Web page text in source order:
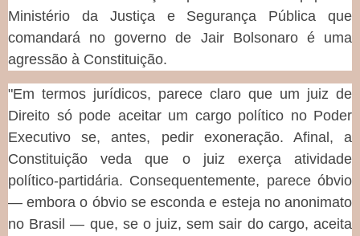
Ministério da Justiça e Segurança Pública que
comandará no governo de Jair Bolsonaro é uma
agressão à Constituição.
"Em termos jurídicos, parece claro que um juiz de
Direito só pode aceitar um cargo político no Poder
Executivo se, antes, pedir exoneração. Afinal, a
Constituição veda que o juiz exerça atividade
político-partidária. Consequentemente, parece óbvio
— embora o óbvio se esconda e esteja no anonimato
no Brasil — que, se o juiz, sem sair do cargo, aceita